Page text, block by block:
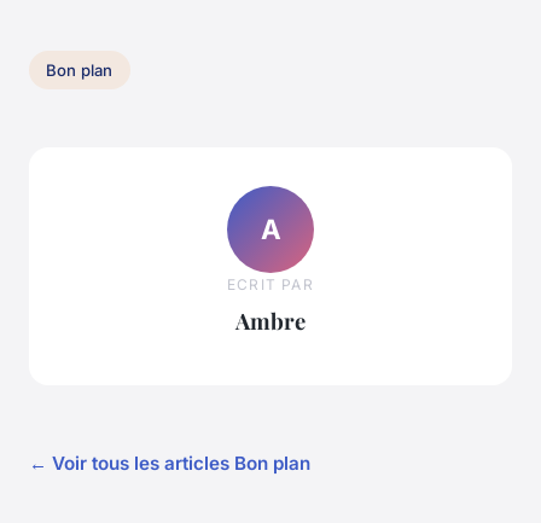
Bon plan
A
ECRIT PAR
Ambre
← Voir tous les articles Bon plan